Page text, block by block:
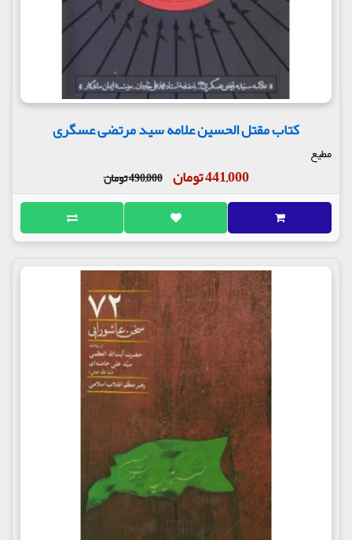
کتاب مقتل الحسین علامه سید مرتضی عسگری
مطیع
441,000 تومان 490,000 تومان